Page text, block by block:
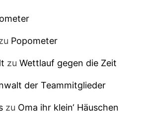
Popometer
zuWettlauf gegen die Zeit
der Teammitglieder
zu Oma ihr klein‘ Häuschen